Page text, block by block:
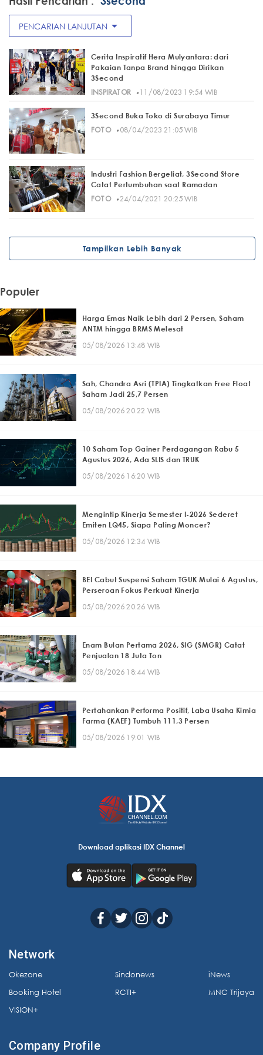
PENCARIAN LANJUTAN arrow_drop_down
Cerita Inspiratif Hera Mulyantara: dari
Pakaian Tanpa Brand hingga Dirikan
3Second
INSPIRATOR
· 11/08/2023 19:54 WIB
3Second Buka Toko di Surabaya Timur
FOTO· 08/04/2023 21:05 WIB
Industri Fashion Bergeliat, 3Second Store
Catat Pertumbuhan saat Ramadan
FOTO· 24/04/2021 20:25 WIB
Tampilkan Lebih Banyak
Populer
Harga Emas Naik Lebih dari 2 Persen, Saham
ANTM hingga BRMS Melesat
05/08/2026 13:48 WIB
Sah, Chandra Asri (TPIA) Tingkatkan Free Float
Saham Jadi 25,7 Persen
05/08/2026 20:22 WIB
10 Saham Top Gainer Perdagangan Rabu 5
Agustus 2026, Ada SLIS dan TRUK
05/08/2026 16:20 WIB
Mengintip Kinerja Semester I-2026 Sederet
Emiten LQ45, Siapa Paling Moncer?
05/08/2026 12:34 WIB
BEI Cabut Suspensi Saham TGUK Mulai 6 Agustus,
Perseroan Fokus Perkuat Kinerja
05/08/2026 20:26 WIB
Enam Bulan Pertama 2026, SIG (SMGR) Catat
Penjualan 18 Juta Ton
05/08/2026 18:44 WIB
Pertahankan Performa Positif, Laba Usaha Kimia
Farma (KAEF) Tumbuh 111,3 Persen
05/08/2026 19:01 WIB
Download aplikasi IDX Channel
Network
Okezone
Booking Hotel
VISION+
Sindonews
RCTI+
iNews
MNC Trijaya
Company Profile